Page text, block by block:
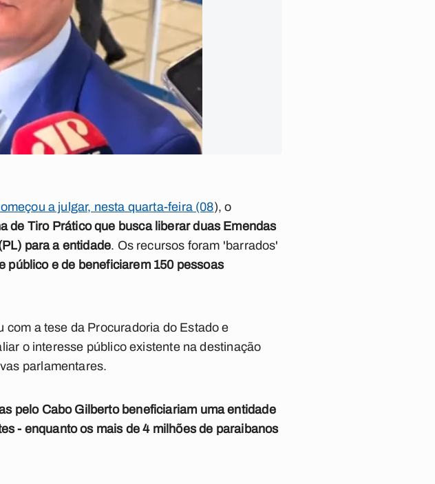
a julgar, nesta quarta-feira (08), o
de Tiro Prático que busca liberar duas Emendas
para a entidade. Os recursos foram 'barrados'
público e de beneficiarem 150 pessoas
a tese da Procuradoria do Estado e
o interesse público existente na destinação
parlamentares.
pelo Cabo Gilberto beneficiariam uma entidade
- enquanto os mais de 4 milhões de paraibanos